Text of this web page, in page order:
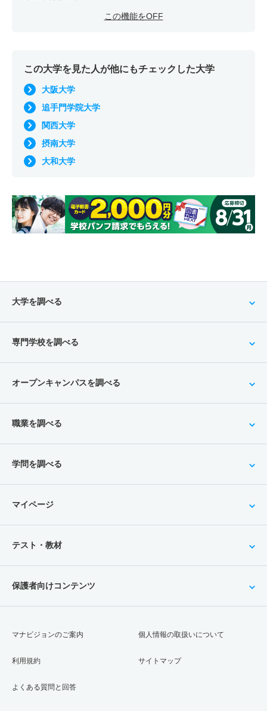
この機能をOFF
この大学を見た人が他にもチェックした大学
大阪大学
追手門学院大学
関西大学
摂南大学
大和大学
大学を調べる
専門学校を調べる
オープンキャンパスを調べる
職業を調べる
学問を調べる
マイページ
テスト・教材
保護者向けコンテンツ
マナビジョンのご案内
利用規約
よくある質問と回答
個人情報の取扱いについて
サイトマップ